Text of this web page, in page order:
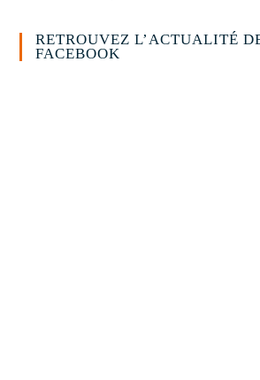
RETROUVEZ L’ACTUALITÉ
FACEBOOK